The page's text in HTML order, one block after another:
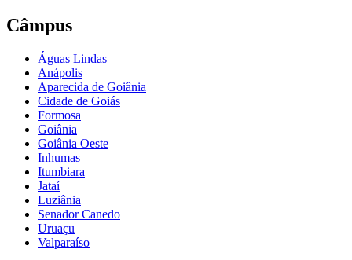
Câmpus
Águas Lindas
Anápolis
Aparecida de Goiânia
Cidade de Goiás
Formosa
Goiânia
Goiânia Oeste
Inhumas
Itumbiara
Jataí
Luziânia
Senador Canedo
Uruaçu
Valparaíso